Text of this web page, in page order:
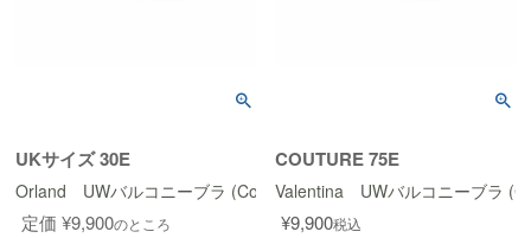
UKサイズ 30E
Orland UWバルコニーブラ (Couture Design)
定価 ¥9,900のところ
COUTURE 75E
Valentina UWバルコニーブラ
¥9,900税込